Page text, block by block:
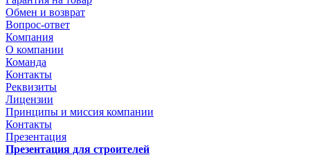
Обмен и возврат
Вопрос-ответ
Компания
О компании
Команда
Контакты
Реквизиты
Лицензии
Принципы и миссия компании
Контакты
Презентация
Презентация для строителей